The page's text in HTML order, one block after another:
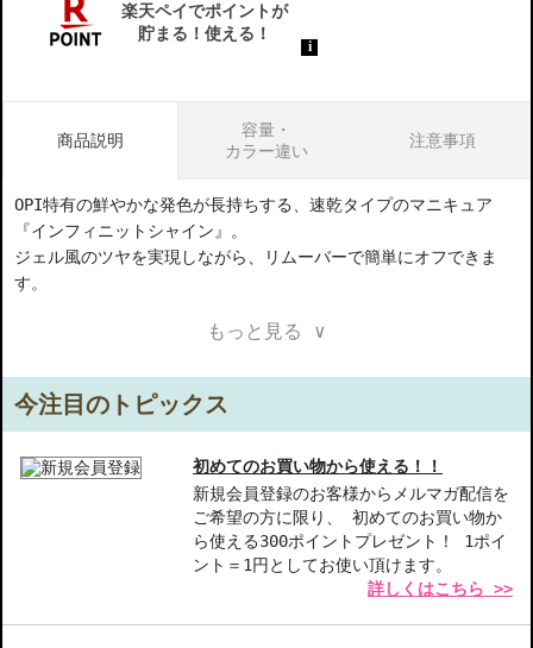
商品説明
容量・
カラー違い
注意事項
OPI特有の鮮やかな発色が長持ちする、速乾タイプのマニキュア
『インフィニットシャイン』。
ジェル風のツヤを実現しながら、リムーバーで簡単にオフできま
す。
ヴィーガン処方**に改良されました。
* インフィニットシャインシリーズのトップコート、ベースコー
トを使用した場合。爪の状況や使用環境によって異なります。
色持ち性-最大11日間続く美しい色合いは、日常の忙しさに適して
ジェル風ツヤ-ジェルネイルのような艶感を実現し、手元を華やか
速乾性-短時間で乾くので、外出前の急なネイルも安心。
もっと見る ∨
今注目のトピックス
初めてのお買い物から使える！！
新規会員登録のお客様からメルマガ配信を
ご希望の方に限り、 初めてのお買い物か
ら使える300ポイントプレゼント！ 1ポイ
ント＝1円としてお使い頂けます。
詳しくはこちら >>